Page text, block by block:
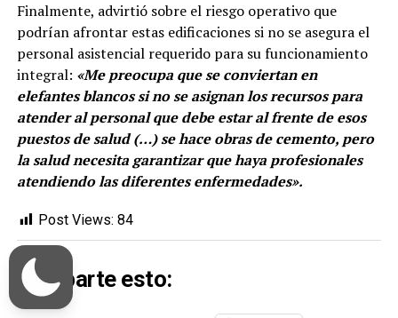
Finalmente, advirtió sobre el riesgo operativo que
podrían afrontar estas edificaciones si no se asegura el
personal asistencial requerido para su funcionamiento
integral: «Me preocupa que se conviertan en
elefantes blancos si no se asignan los recursos para
atender al personal que debe estar al frente de esos
puestos de salud (…) se hace obras de cemento, pero
la salud necesita garantizar que haya profesionales
atendiendo las diferentes enfermedades».
Post Views: 84
Comparte esto: